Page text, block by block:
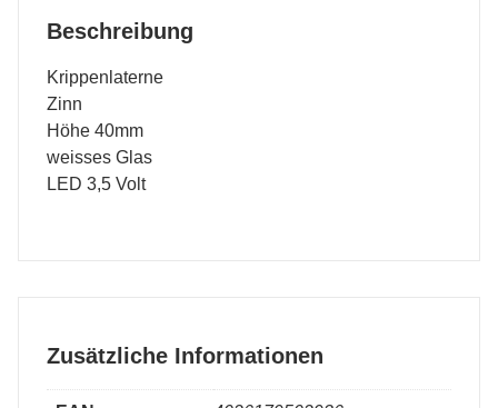
Beschreibung
Krippenlaterne
Zinn
Höhe 40mm
weisses Glas
LED 3,5 Volt
Zusätzliche Informationen